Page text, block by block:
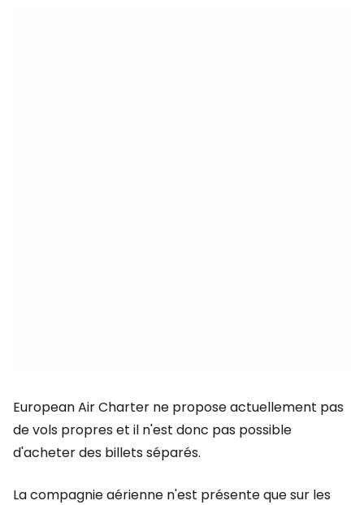
European Air Charter ne propose actuellement pas
de vols propres et il n'est donc pas possible
d'acheter des billets séparés.
La compagnie aérienne n'est présente que sur les